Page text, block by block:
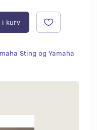
i kurv
Sting og Yamaha